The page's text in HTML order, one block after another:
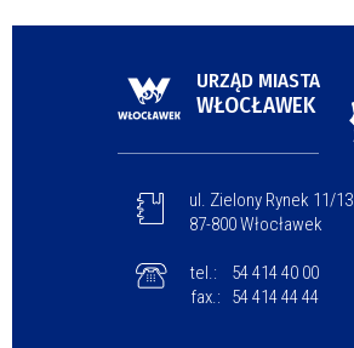
URZĄD MIASTA
WŁOCŁAWEK
ul. Zielony Rynek 11/13
87-800 Włocławek
tel.:
54 414 40 00
fax.:
54 414 44 44